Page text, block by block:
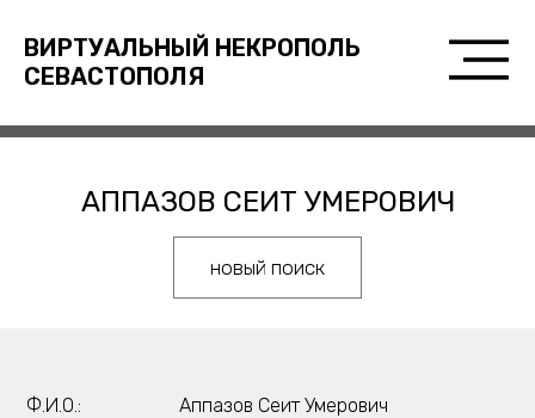
ВИРТУАЛЬНЫЙ НЕКРОПОЛЬ
СЕВАСТОПОЛЯ
АППАЗОВ СЕИТ УМЕРОВИЧ
новый поиск
Ф.И.О.: Аппазов Сеит Умерович